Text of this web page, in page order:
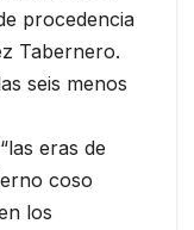
procedencia
Tabernero.
seis menos
eras de
coso
los